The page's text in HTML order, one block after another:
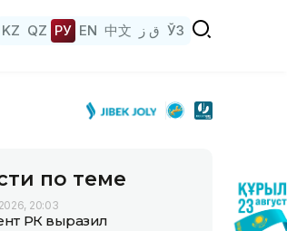
KZ QZ РУ EN 中文 ق ز ЎЗ
по теме
20:03
РК выразил